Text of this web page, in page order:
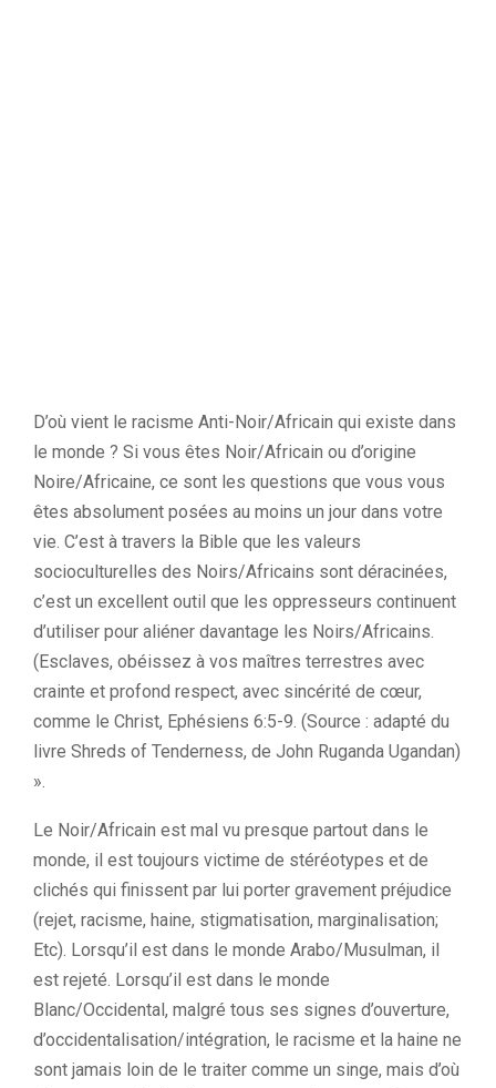
D’où vient le racisme Anti-Noir/Africain qui existe dans
le monde ? Si vous êtes Noir/Africain ou d’origine
Noire/Africaine, ce sont les questions que vous vous
êtes absolument posées au moins un jour dans votre
vie. C’est à travers la Bible que les valeurs
socioculturelles des Noirs/Africains sont déracinées,
c’est un excellent outil que les oppresseurs continuent
d’utiliser pour aliéner davantage les Noirs/Africains.
(Esclaves, obéissez à vos maîtres terrestres avec
crainte et profond respect, avec sincérité de cœur,
comme le Christ, Ephésiens 6:5-9. (Source : adapté du
livre Shreds of Tenderness, de John Ruganda Ugandan)
».
Le Noir/Africain est mal vu presque partout dans le
monde, il est toujours victime de stéréotypes et de
clichés qui finissent par lui porter gravement préjudice
(rejet, racisme, haine, stigmatisation, marginalisation;
Etc). Lorsqu’il est dans le monde Arabo/Musulman, il
est rejeté. Lorsqu’il est dans le monde
Blanc/Occidental, malgré tous ses signes d’ouverture,
d’occidentalisation/intégration, le racisme et la haine ne
sont jamais loin de le traiter comme un singe, mais d’où